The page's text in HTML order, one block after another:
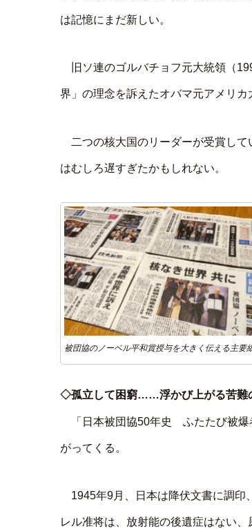
は記憶にまだ新しい。
旧ソ連のゴルバチョフ元大統領（
界」の理念を訴えたオバマ元アメリ
二つの核大国のリーダーが受賞し
はむしろ遅すぎたかもしれない。
被団協のノーベル平和賞授与を大きく伝える主要
◇孤立して困窮……浮かび上がる苦難
「日本被団協50年史 ふたたび被
がってくる。
1945年9月、日本は降伏文書に調印
レル准将は、放射能の後遺症はない